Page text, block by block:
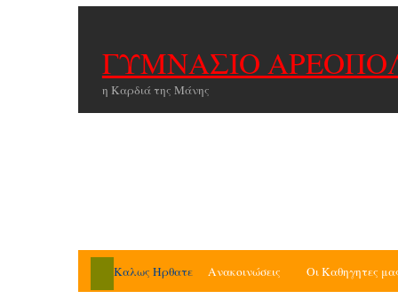
ΓΥΜΝΑΣΙΟ
η Καρδιά της Μάνης
Καλως Ηρθατε Ανακοινώσεις Οι Καθηγητες